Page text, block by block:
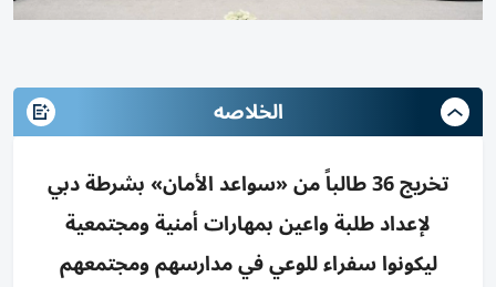
الخلاصه
تخريج 36 طالباً من «سواعد الأمان» بشرطة دبي
لإعداد طلبة واعين بمهارات أمنية ومجتمعية
ليكونوا سفراء للوعي في مدارسهم ومجتمعهم